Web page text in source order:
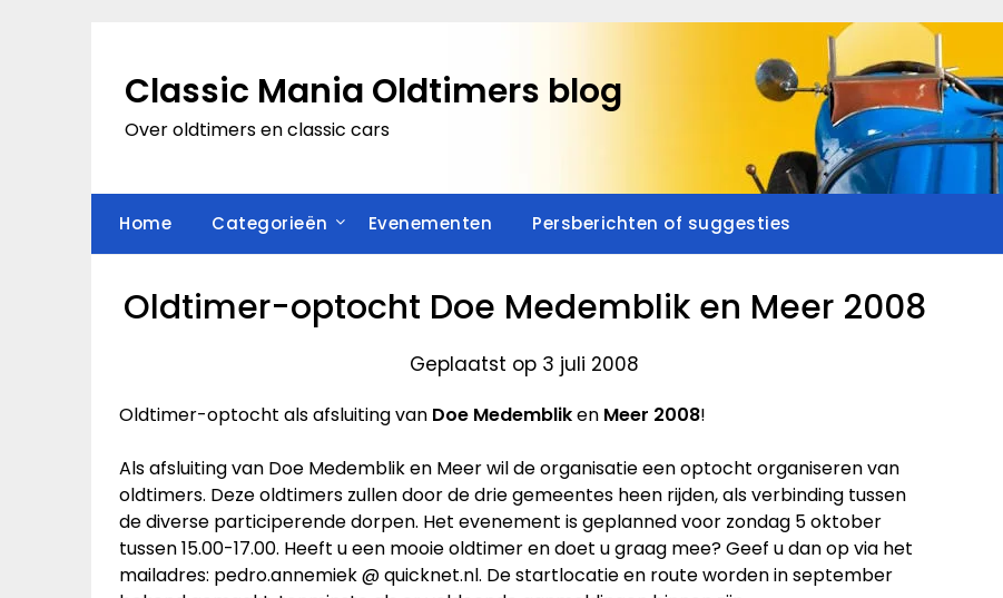
Classic Mania Oldtimers blog
Over oldtimers en classic cars
Home Categorieën Evenementen Persberichten of suggesties
Oldtimer-optocht Doe Medemblik en Meer 2008
Geplaatst op 3 juli 2008
Oldtimer-optocht als afsluiting van Doe Medembliken Meer 2008!
Als afsluiting van Doe Medemblik en Meer wil de organisatie een optocht organiseren van
oldtimers. Deze oldtimers zullen door de drie gemeentes heen rijden, als verbinding tussen
de diverse participerende dorpen. Het evenement is geplanned voor zondag 5 oktober
tussen 15.00-17.00. Heeft u een mooie oldtimer en doet u graag mee? Geef u dan op via het
mailadres: pedro.annemiek @ quicknet.nl. De startlocatie en route worden in september